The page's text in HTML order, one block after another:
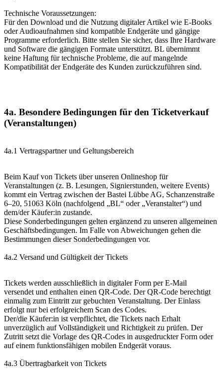
Technische Voraussetzungen:
Für den Download und die Nutzung digitaler Artikel wie E-Books
oder Audioaufnahmen sind kompatible Endgeräte und gängige
Programme erforderlich. Bitte stellen Sie sicher, dass Ihre Hardware
und Software die gängigen Formate unterstützt. BL übernimmt
keine Haftung für technische Probleme, die auf mangelnde
Kompatibilität der Endgeräte des Kunden zurückzuführen sind.
4a. Besondere Bedingungen für den Ticketverkauf
(Veranstaltungen)
4a.1 Vertragspartner und Geltungsbereich
Beim Kauf von Tickets über unseren Onlineshop für
Veranstaltungen (z. B. Lesungen, Signierstunden, weitere Events)
kommt ein Vertrag zwischen der Bastei Lübbe AG, Schanzenstraße
6–20, 51063 Köln (nachfolgend „BL“ oder „Veranstalter“) und
dem/der Käufer:in zustande.
Diese Sonderbedingungen gelten ergänzend zu unseren allgemeinen
Geschäftsbedingungen. Im Falle von Abweichungen gehen die
Bestimmungen dieser Sonderbedingungen vor.
4a.2 Versand und Gültigkeit der Tickets
Tickets werden ausschließlich in digitaler Form per E-Mail
versendet und enthalten einen QR-Code. Der QR-Code berechtigt
einmalig zum Eintritt zur gebuchten Veranstaltung. Der Einlass
erfolgt nur bei erfolgreichem Scan des Codes.
Der/die Käufer:in ist verpflichtet, die Tickets nach Erhalt
unverzüglich auf Vollständigkeit und Richtigkeit zu prüfen. Der
Zutritt setzt die Vorlage des QR-Codes in ausgedruckter Form oder
auf einem funktionsfähigen mobilen Endgerät voraus.
4a.3 Übertragbarkeit von Tickets